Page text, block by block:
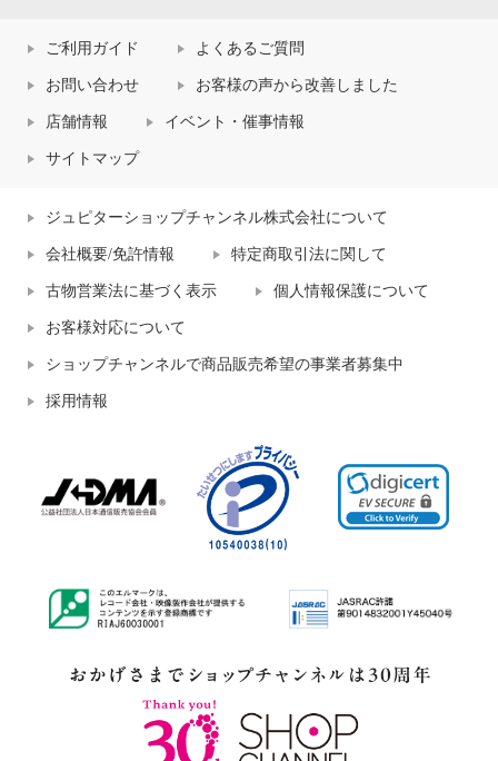
ご利用ガイド よくあるご質問
お問い合わせ お客様の声から改善しました
店舗情報 イベント・催事情報
サイトマップ
ジュピターショップチャンネル株式会社について
会社概要/免許情報 特定商取引法に関して
古物営業法に基づく表示 個人情報保護について
お客様対応について
ショップチャンネルで商品販売希望の事業者募集中
採用情報